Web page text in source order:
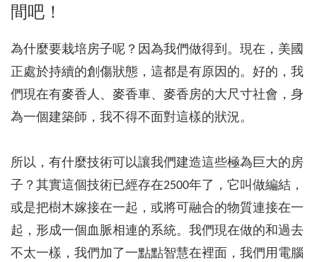
間吧！
為什麼要栽培房子呢？因為我們做得到。現在，美國
正處於持續的創傷狀態，這都是有原因的。好的，我
們現在有麥香人、麥香車、麥香房的大尺寸社會，身
為一個建築師，我不得不面對這樣的狀況。
所以，有什麼技術可以讓我們建造這些極為巨大的房
子？其實這個技術已經存在2500年了，它叫做編結，
或是把樹木嫁接在一起，或將可融合的物質連接在一
起，形成一個血脈相連的系統。我們現在做的和過去
不太一樣，我們加了一點點智慧在裡面，我們用電腦